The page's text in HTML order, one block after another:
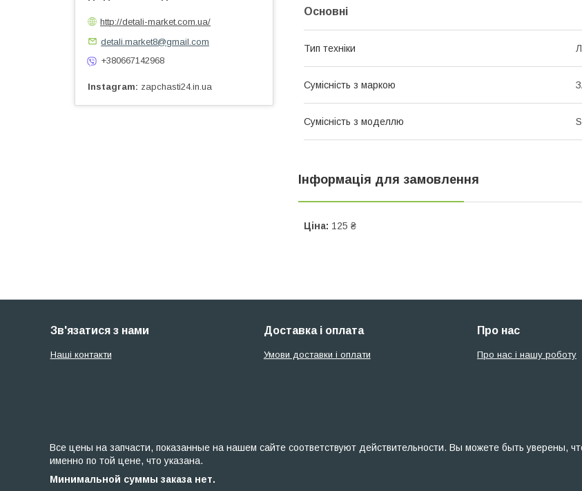
Основні
Тип техніки
Сумісність з маркою
Сумісність з моделлю
Інформація для замовлення
Ціна: 125 ₴
http://detali-market.com.ua/
detali.market8@gmail.com
+380667142968
Instagram zapchasti24.in.ua
Зв'язатися з нами
Наші контакти
Доставка і оплата
Умови доставки і оплати
Про нас
Про нас і нашу роботу
Все цены на запчасти, показанные на нашем сайте соответствуют действительности. Вы можете быть уверены,
именно по той цене, что указана.
Минимальной суммы заказа нет.